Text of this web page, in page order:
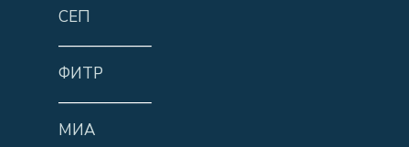
СЕП
——————
ФИТР
——————
МИА